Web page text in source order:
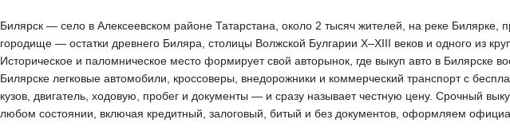
Билярск — село в Алексеевском районе Татарстана, около 2 тысяч жителей, на реке
городище — остатки древнего Биляра, столицы Волжской Булгарии X–XIII веков и одного из
Историческое и паломническое место формирует свой авторынок, где выкуп авто в
Билярске легковые автомобили, кроссоверы, внедорожники и коммерческий транспорт с
кузов, двигатель, ходовую, пробег и документы — и сразу называет честную цену. Срочный
любом состоянии, включая кредитный, залоговый, битый и без документов, оформляем